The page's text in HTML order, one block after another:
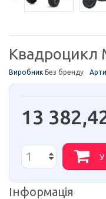
Квадроцикл
Виробник Без бренду
13
Інформація